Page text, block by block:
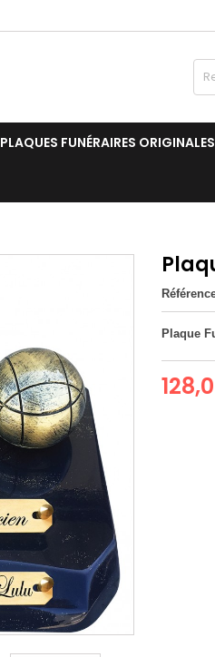
PLAQUES FUNÉRAIRES ORIGINALES
Plaque